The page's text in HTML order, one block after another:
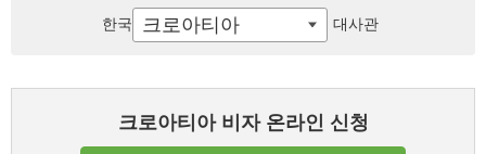
크로아티아 비자 온라인 신청
한국 크로아티아 대사관